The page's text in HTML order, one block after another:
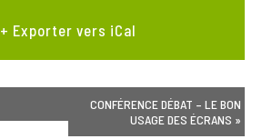
+ Exporter vers iCal
CONFÉRENCE DÉBAT – LE BON
USAGE DES ÉCRANS »